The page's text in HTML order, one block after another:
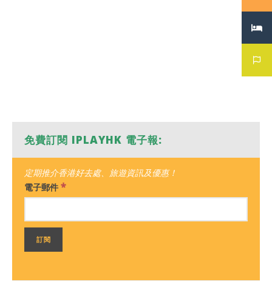
免費訂閱 IPLAYHK 電子報:
定期推介香港好去處、旅遊資訊及優惠！
電子郵件 *